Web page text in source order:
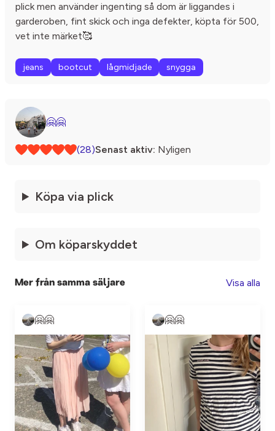
plick men använder ingenting så dom är liggandes i
garderoben, fint skick och inga defekter, köpta för 500,
vet inte märket🥰
jeans bootcut lågmidjade snygga
🤗🤗
(28)Senast aktiv: Nyligen
Köpa via plick
Om köparskyddet
Mer från samma säljare Visa alla
🤗🤗 🤗🤗